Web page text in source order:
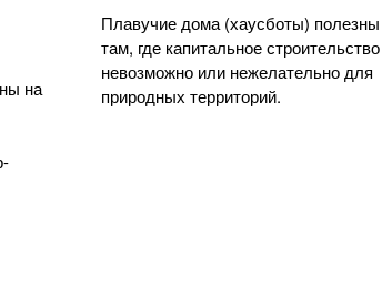
на
Плавучие дома (хаусботы) полезны
там, где капитальное строительство
невозможно или нежелательно для
природных территорий.